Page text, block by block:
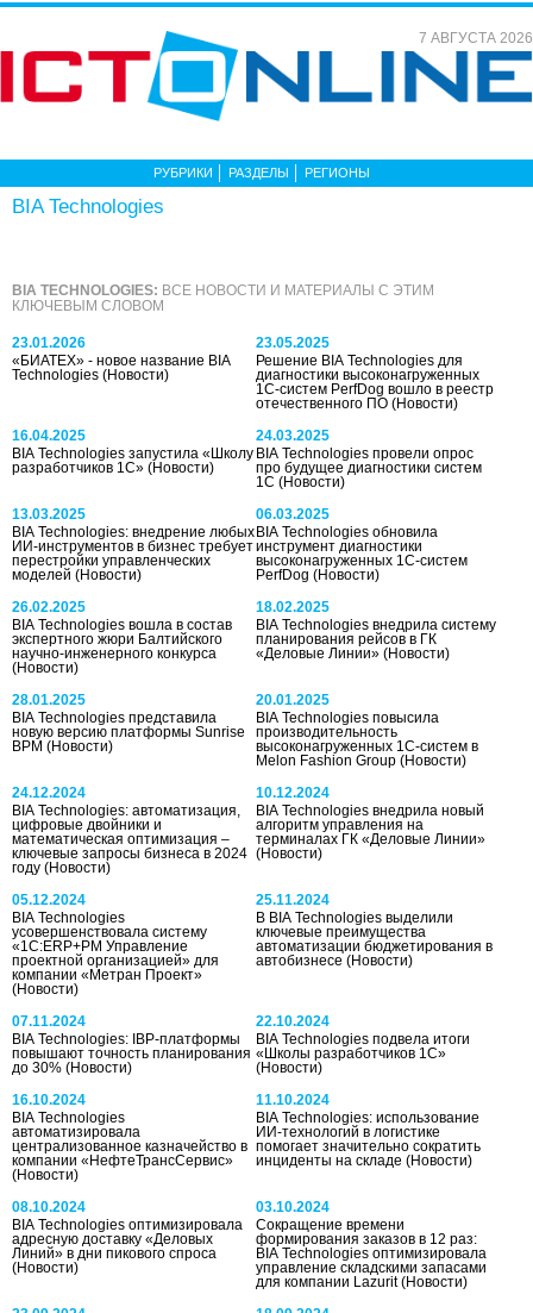
7 АВГУСТА 2026
РУБРИКИ РАЗДЕЛЫ РЕГИОНЫ
BIA Technologies
BIA TECHNOLOGIES: ВСЕ НОВОСТИ И МАТЕРИАЛЫ С ЭТИМ
КЛЮЧЕВЫМ СЛОВОМ
23.01.2026
«БИАТЕХ» - новое название BIA
Technologies (Новости)
23.05.2025
Решение BIA Technologies для
диагностики высоконагруженных
1С-систем PerfDog вошло в реестр
отечественного ПО(Новости)
16.04.2025
BIA Technologies запустила «Школу
разработчиков 1С» (Новости)
24.03.2025
BIA Technologies провели опрос
про будущее диагностики систем
1С(Новости)
13.03.2025
BIA Technologies: внедрение любых
ИИ-инструментов в бизнес требует
перестройки управленческих
моделей (Новости)
06.03.2025
BIA Technologies обновила
инструмент диагностики
высоконагруженных 1С-систем
PerfDog(Новости)
26.02.2025
BIA Technologies вошла в состав
экспертного жюри Балтийского
научно-инженерного конкурса
(Новости)
18.02.2025
BIA Technologies внедрила систему
планирования рейсов в ГК
«Деловые Линии»(Новости)
28.01.2025
BIA Technologies представила
новую версию платформы Sunrise
BPM (Новости)
20.01.2025
BIA Technologies повысила
производительность
высоконагруженных 1С-систем в
Melon Fashion Group(Новости)
24.12.2024
BIA Technologies: автоматизация,
цифровые двойники и
математическая оптимизация –
ключевые запросы бизнеса в 2024
году (Новости)
10.12.2024
BIA Technologies внедрила новый
алгоритм управления на
терминалах ГК «Деловые Линии»
(Новости)
05.12.2024
BIA Technologies
усовершенствовала систему
«1С:ERP+PM Управление
проектной организацией» для
компании «Метран Проект»
(Новости)
25.11.2024
В BIA Technologies выделили
ключевые преимущества
автоматизации бюджетирования в
автобизнесе(Новости)
07.11.2024
BIA Technologies: IBP-платформы
повышают точность планирования
до 30% (Новости)
22.10.2024
BIA Technologies подвела итоги
«Школы разработчиков 1С»
(Новости)
16.10.2024
BIA Technologies
автоматизировала
централизованное казначейство в
компании «НефтеТрансСервис»
(Новости)
11.10.2024
BIA Technologies: использование
ИИ-технологий в логистике
помогает значительно сократить
инциденты на складе(Новости)
08.10.2024
BIA Technologies оптимизировала
адресную доставку «Деловых
Линий» в дни пикового спроса
(Новости)
03.10.2024
Сокращение времени
формирования заказов в 12 раз:
BIA Technologies оптимизировала
управление складскими запасами
для компании Lazurit(Новости)